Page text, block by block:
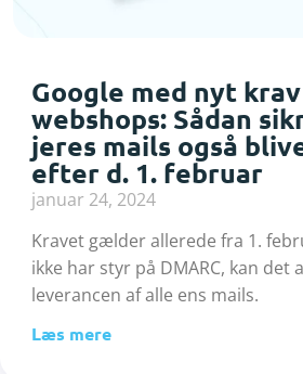
Google med nyt
webshops: Sådan
jeres mails også
efter d. 1. februar
januar 24, 2024
Kravet gælder allerede fra 1.
ikke har styr på DMARC, kan det
leverancen af alle ens mails.
Læs mere